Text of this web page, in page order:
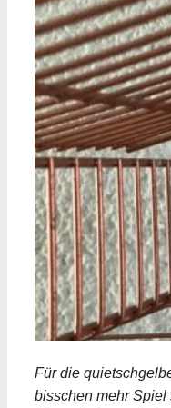
Für die
bisschen mehr